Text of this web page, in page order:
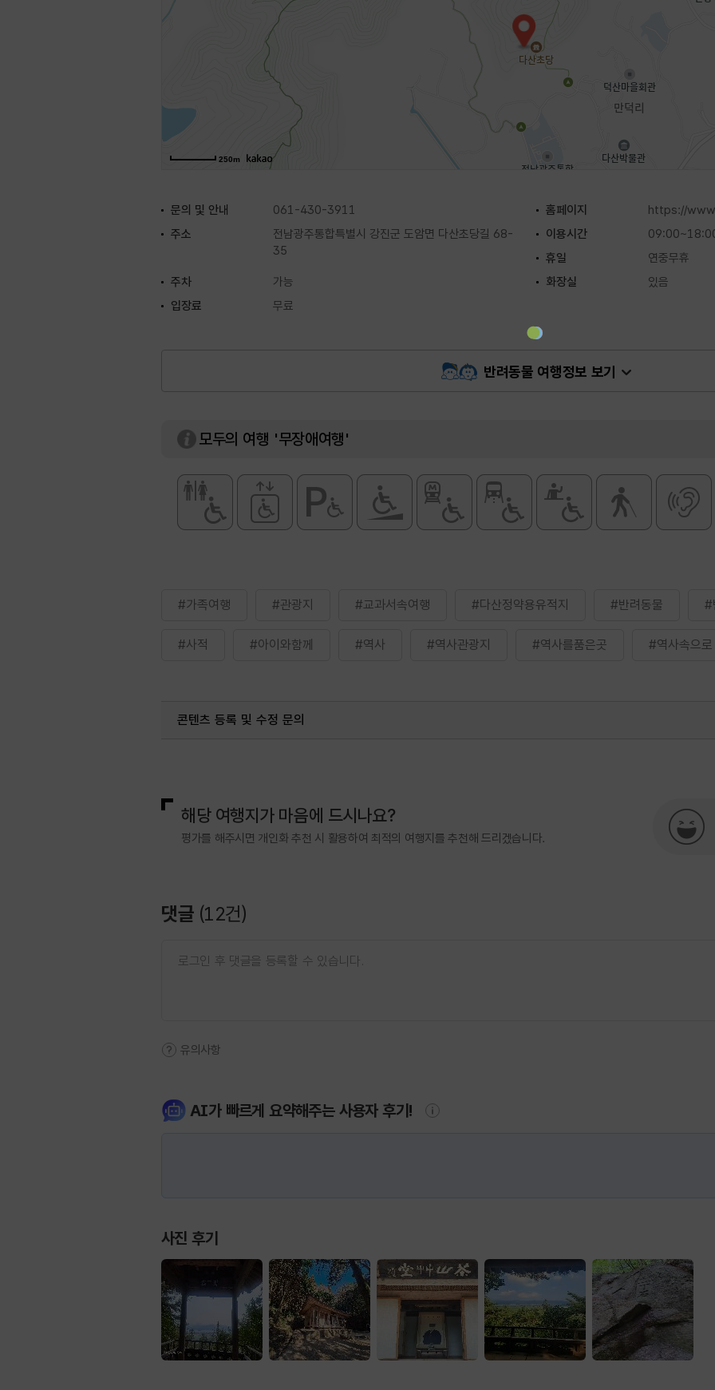
250m
문의 및 안내 061-430-3911 홈페이지
https://
주소
전남광주통합특별시 강진군 도암면 다산초당길 68-
35
이용시간
휴일
연중무휴
주차
가능 화장실
있음
입장료
무료
반려동물 여행정보 보기
모두의 여행 '무장애여행'
#가족여행 #관광지 #교과서속여행 #다산정약용유적지 #반려동물 #
#사적 #아이와함께 #역사 #역사관광지 #역사를품은곳 #역사속으로
콘텐츠 등록 및 수정 문의
해당 여행지가 마음에 드시나요?
평가를 해주시면 개인화 추천 시 활용하여 최적의 여행지를 추천해 드리겠습니다.
댓글 (12건)
유의사항
AI가 빠르게 요약해주는 사용자 후기!
사진 후기